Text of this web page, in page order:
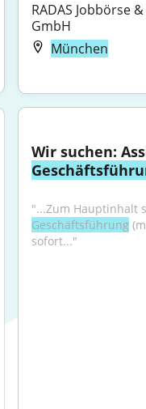
RADAS Jobbörse
GmbH
München
Geschäftsführung
sofort..."